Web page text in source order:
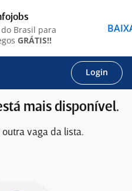
Login
mais disponível.
outra vaga da lista.
do Brasil para
GRÁTIS!!